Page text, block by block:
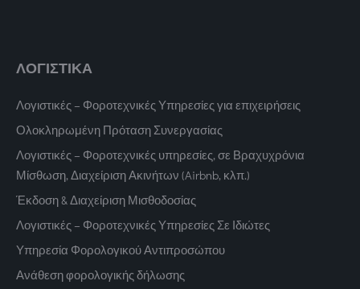
ΛΟΓΙΣΤΙΚΑ
Λογιστικές – Φοροτεχνικές Υπηρεσίες για επιχειρήσεις
Ολοκληρωμένη Πρόταση Συνεργασίας
Λογιστικές – Φοροτεχνικές υπηρεσίες, σε Βραχυχρόνια
Μίσθωση, Διαχείριση Ακινήτων (Airbnb, κλπ.)
Έκδοση & Διαχείριση Μισθοδοσίας
Λογιστικές – Φοροτεχνικές Υπηρεσίες Σε Ιδιώτες
Υπηρεσία Φορολογικού Αντιπροσώπου
Ανάθεση φορολογικής δήλωσης